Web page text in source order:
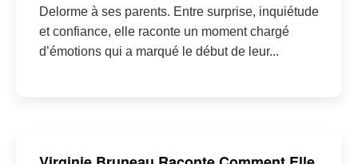
Delorme à ses parents. Entre surprise, inquiétude
et confiance, elle raconte un moment chargé
d’émotions qui a marqué le début de leur...